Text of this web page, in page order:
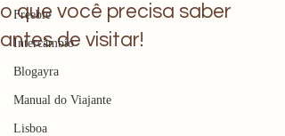
Freebie
Intercâmbio
Blogayra
Manual do Viajante
Lisboa
o que você precisa saber
antes de visitar!